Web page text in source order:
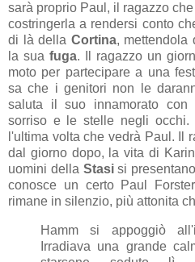
sarà proprio Paul, il ragazzo
costringerla a rendersi conto
di là della Cortina, mettendola
la sua fuga. Il ragazzo un
moto per partecipare a una
sa che i genitori non le
saluta il suo innamorato
sorriso e le stelle negli
l'ultima volta che vedrà Paul. Il
dal giorno dopo, la vita di
uomini della Stasisi
conosce un certo Paul
rimane in silenzio, più attonita
Hamm si appoggiò
Irradiava una grande